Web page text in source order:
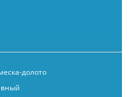
долото